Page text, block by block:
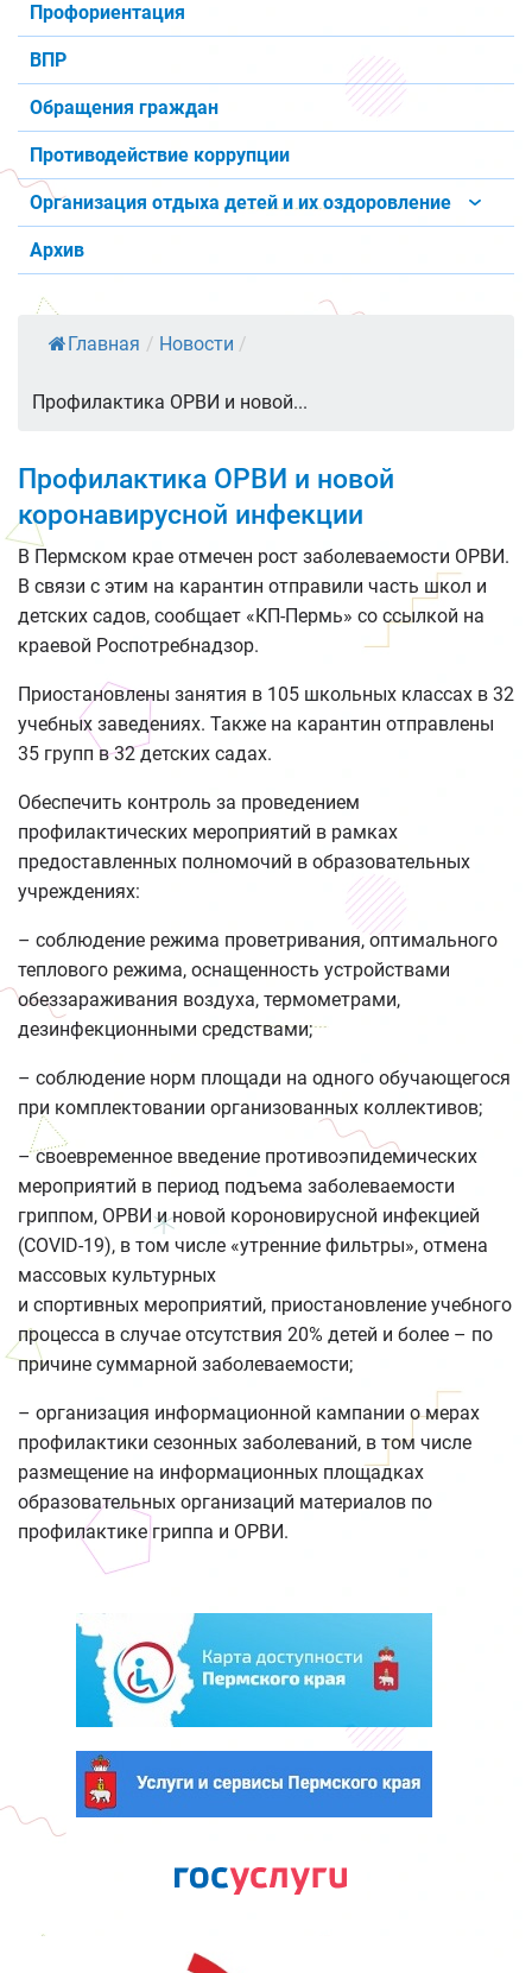
Профориентация
ВПР
Обращения граждан
Противодействие коррупции
Организация отдыха детей и их оздоровление
Архив
Главная / Новости /
Профилактика ОРВИ и новой...
Профилактика ОРВИ и новой
коронавирусной инфекции
В Пермском крае отмечен рост заболеваемости ОРВИ.
В связи с этим на карантин отправили часть школ и
детских садов, сообщает «КП-Пермь» со ссылкой на
краевой Роспотребнадзор.
Приостановлены занятия в 105 школьных классах в 32
учебных заведениях. Также на карантин отправлены
35 групп в 32 детских садах.
Обеспечить контроль за проведением
профилактических мероприятий в рамках
предоставленных полномочий в образовательных
учреждениях:
– соблюдение режима проветривания, оптимального
теплового режима, оснащенность устройствами
обеззараживания воздуха, термометрами,
дезинфекционными средствами;
– соблюдение норм площади на одного обучающегося
при комплектовании организованных коллективов;
– своевременное введение противоэпидемических
мероприятий в период подъема заболеваемости
гриппом, ОРВИ и новой короновирусной инфекцией
(COVID-19), в том числе «утренние фильтры», отмена
массовых культурных
и спортивных мероприятий, приостановление учебного
процесса в случае отсутствия 20% детей и более – по
причине суммарной заболеваемости;
– организация информационной кампании о мерах
профилактики сезонных заболеваний, в том числе
размещение на информационных площадках
образовательных организаций материалов по
профилактике гриппа и ОРВИ.